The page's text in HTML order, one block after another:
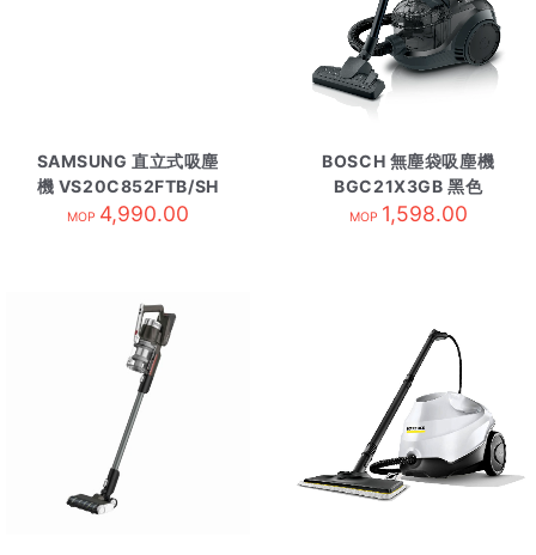
SAMSUNG 直立式吸塵
機 VS20C852FTB/SH
MOP 4,990.00
BOSCH 無塵袋吸塵機
BGC21X3GB 黑色
MOP 1,598.00